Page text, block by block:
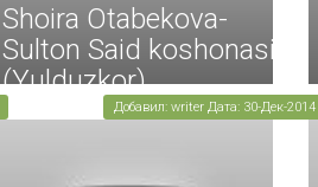
Shoira Otabekova-
Sulton Said koshonasi
(Yulduzkor)
Добавил: writer Дата: 30-Дек-2014